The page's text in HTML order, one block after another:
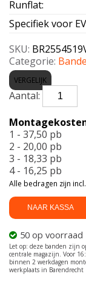
Runflat:
Specifiek voor EV
SKU:
Categorie:
VERGELIJK
TURANZA
(+)
Enliten
255/45
R19
100V
aantal
NAAR KASSA
50 op voorraad
1 - 37,50 pb
2 - 20,00 pb
3 - 18,33 pb
4 - 16,25 pb
Alle bedragen zijn